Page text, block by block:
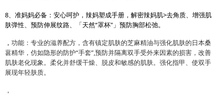
8、准妈妈必备：安心呵护，辣妈塑成手册，解密辣妈肌>去角质、增强肌
肤弹性、预防伸展纹路、「天然“罩杯"」预防胸部松弛。
， 功能：专业的滋养配方，含有镇定肌肤的芝麻精油与强化肌肤的日本桑
葚精华，仿如隐形的防护“手套”,预防并隔离双手受外来因素的损害，改善
肌肤老化现象。柔化并舒缓干燥、脱皮和敏感的肌肤。强化指甲、使双手
展现年轻肤质。
，